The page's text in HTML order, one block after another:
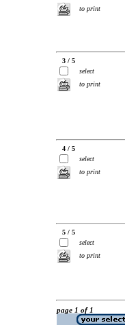
to print
3 / 5
select
to print
4 / 5
select
to print
5 / 5
select
to print
page 1 of 1